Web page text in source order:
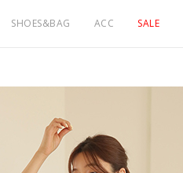
SHOES&BAG ACC SALE